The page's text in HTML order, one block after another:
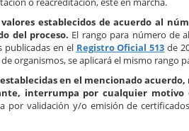
establecidos de acuerdo al
del proceso. El rango para número de
publicadas en el Registro Oficial 513 de
organismos, se aplicará el mismo rango
en el mencionado
interrumpa por cualquier motivo
por validación y/o emisión de